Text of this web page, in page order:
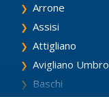
Arrone
Assisi
Attigliano
Avigliano Umbro
Baschi